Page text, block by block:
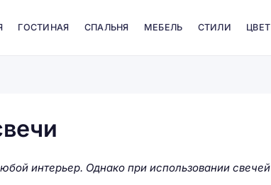
ГОСТИНАЯ СПАЛЬНЯ МЕБЕЛЬ СТИЛИ ЦВЕТ
интерьер. Однако при использовании свечей